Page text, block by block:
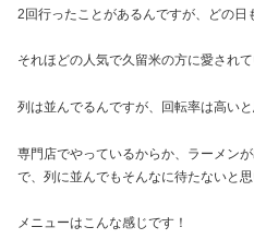
2回行ったことがあるんですが、どの日
それほどの人気で久留米の方に愛され
列は並んでるんですが、回転率は高いと
専門店でやっているからか、ラーメン
で、列に並んでもそんなに待たないと思
メニューはこんな感じです！